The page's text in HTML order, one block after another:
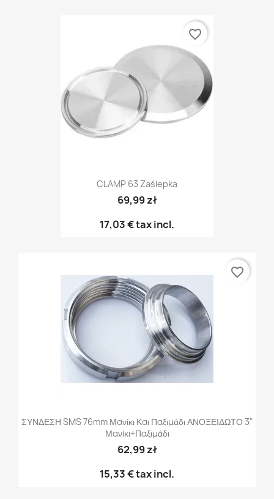
CLAMP 63 Zaślepka
69,99 zł
17,03 €tax incl.
favorite_border
ΣΥΝΔΕΣΗ SMS 76mm Μανίκι Και Παξιμάδι ΑΝΟΞΕΙΔΩΤΟ 3"
Μανίκι+παξιμάδι
62,99 zł
15,33 €tax incl.
favorite_border